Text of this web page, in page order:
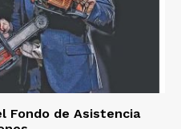
Fondo de Asistencia